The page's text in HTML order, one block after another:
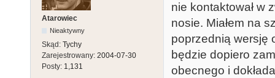
Atarowiec
Nieaktywny
Skąd: Tychy
Zarejestrowany: 2004-07-30
Posty: 1,131
nie kontaktował w
nosie. Miałem na
poprzednią wersję
będzie dopiero
obecnego i